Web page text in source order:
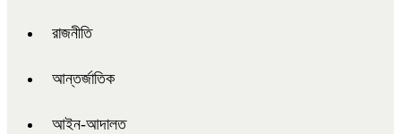
রাজনীতি
আন্তর্জাতিক
আইন-আদালত